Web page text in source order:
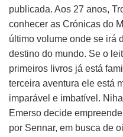
publicada. Aos 27 anos,
conhecer as Crónicas do
último volume onde se irá
destino do mundo. Se o
primeiros livros já está
terceira aventura ele está
imparável e imbatível.
Emerso decide
por Sennar, em busca de